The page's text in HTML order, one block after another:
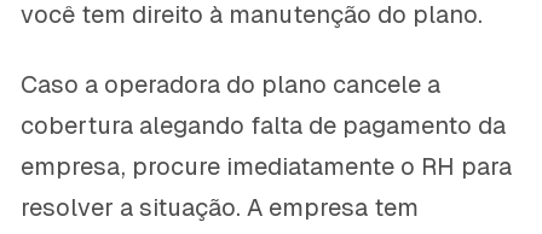
você tem direito à manutenção do plano.
Caso a operadora do plano cancele a
cobertura alegando falta de pagamento da
empresa, procure imediatamente o RH para
resolver a situação. A empresa tem